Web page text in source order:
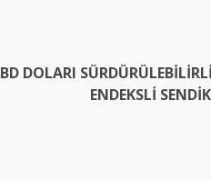
DOLARI
ENDEKSLİ